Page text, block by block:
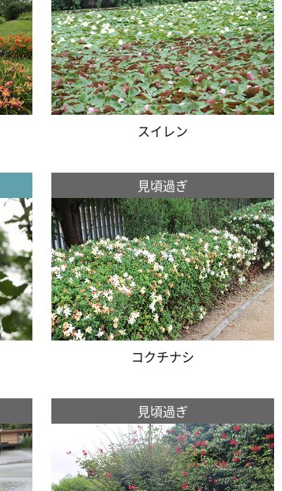
スイレン
見頃過ぎ
コクチナシ
見頃過ぎ